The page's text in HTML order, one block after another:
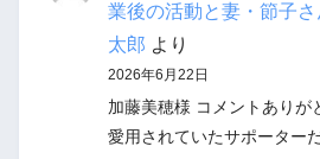
業後の活動と妻・節子
太郎 より
2026年6月22日
加藤美穂様 コメントありが
愛用されていたサポーター